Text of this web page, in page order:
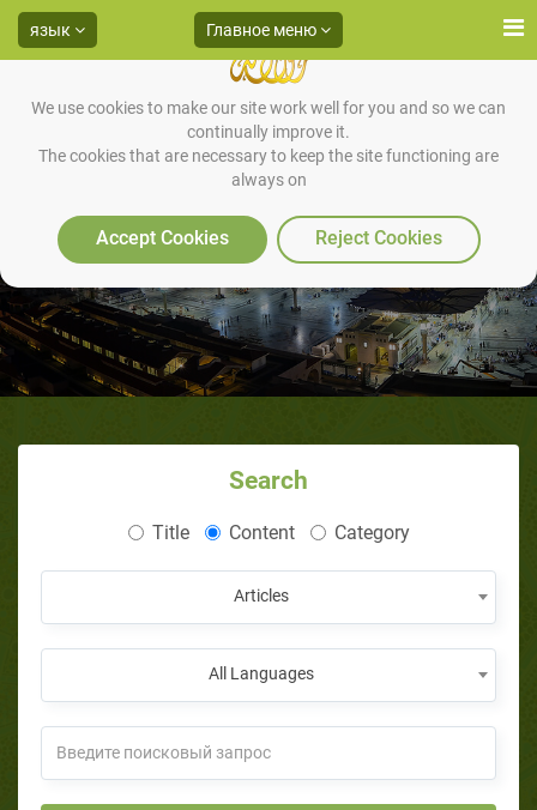
We use cookies to make our site work well for you and so we can
continually improve it.
The cookies that are necessary to keep the site functioning are
always on
Accept Cookies Reject Cookies
язык Главное меню
Первая проповедь Пророка
Search
Title Content Category
Articles
All Languages